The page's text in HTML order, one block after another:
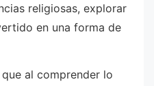
religiosas, explorar
en una forma de
al comprender lo